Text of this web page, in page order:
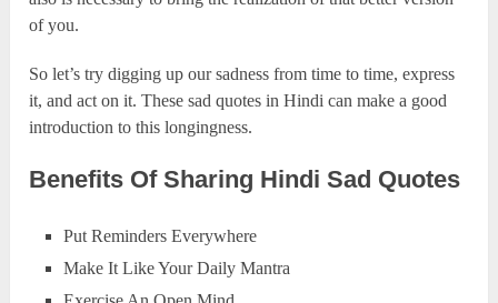
of you.
So let’s try digging up our sadness from time to time, express
it, and act on it. These sad quotes in Hindi can make a good
introduction to this longingness.
Benefits Of Sharing Hindi Sad Quotes
Put Reminders Everywhere
Make It Like Your Daily Mantra